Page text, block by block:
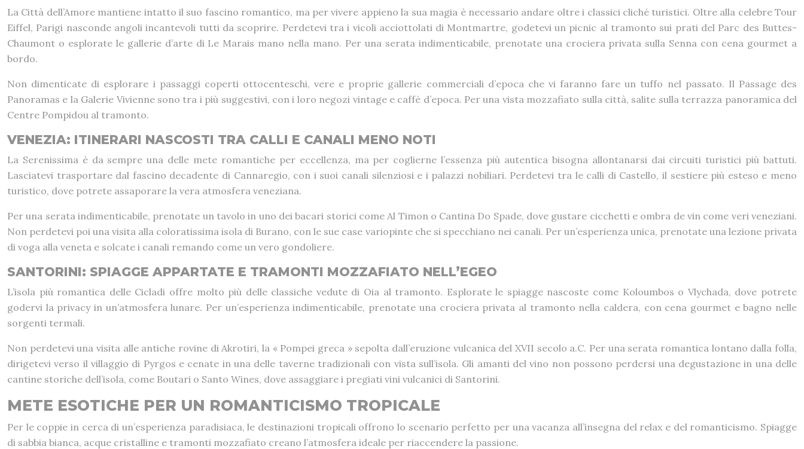
La Città dell’Amore mantiene intatto il suo fascino romantico, ma per vivere appieno la sua magia è necessario andare oltre i classici cliché turistici. Oltre alla celebre Tour
Eiffel, Parigi nasconde angoli incantevoli tutti da scoprire. Perdetevi tra i vicoli acciottolati di Montmartre, godetevi un picnic al tramonto sui prati del Parc des Buttes-
Chaumont o esplorate le gallerie d’arte di Le Marais mano nella mano. Per una serata indimenticabile, prenotate una crociera privata sulla Senna con cena gourmet a
bordo.
Non dimenticate di esplorare i passaggi coperti ottocenteschi, vere e proprie gallerie commerciali d’epoca che vi faranno fare un tuffo nel passato. Il Passage des
Panoramas e la Galerie Vivienne sono tra i più suggestivi, con i loro negozi vintage e caffè d’epoca. Per una vista mozzafiato sulla città, salite sulla terrazza panoramica del
Centre Pompidou al tramonto.
VENEZIA: ITINERARI NASCOSTI TRA CALLI E CANALI MENO NOTI
La Serenissima è da sempre una delle mete romantiche per eccellenza, ma per coglierne l’essenza più autentica bisogna allontanarsi dai circuiti turistici più battuti.
Lasciatevi trasportare dal fascino decadente di Cannaregio, con i suoi canali silenziosi e i palazzi nobiliari. Perdetevi tra le calli di Castello, il sestiere più esteso e meno
turistico, dove potrete assaporare la vera atmosfera veneziana.
Per una serata indimenticabile, prenotate un tavolo in uno dei bacari storici come Al Timon o Cantina Do Spade, dove gustare cicchetti e ombra de vin come veri veneziani.
Non perdetevi poi una visita alla coloratissima isola di Burano, con le sue case variopinte che si specchiano nei canali. Per un’esperienza unica, prenotate una lezione privata
di voga alla veneta e solcate i canali remando come un vero gondoliere.
SANTORINI: SPIAGGE APPARTATE E TRAMONTI MOZZAFIATO NELL’EGEO
L’isola più romantica delle Cicladi offre molto più delle classiche vedute di Oia al tramonto. Esplorate le spiagge nascoste come Koloumbos o Vlychada, dove potrete
godervi la privacy in un’atmosfera lunare. Per un’esperienza indimenticabile, prenotate una crociera privata al tramonto nella caldera, con cena gourmet e bagno nelle
sorgenti termali.
Non perdetevi una visita alle antiche rovine di Akrotiri, la « Pompei greca » sepolta dall’eruzione vulcanica del XVII secolo a.C. Per una serata romantica lontano dalla folla,
dirigetevi verso il villaggio di Pyrgos e cenate in una delle taverne tradizionali con vista sull’isola. Gli amanti del vino non possono perdersi una degustazione in una delle
cantine storiche dell’isola, come Boutari o Santo Wines, dove assaggiare i pregiati vini vulcanici di Santorini.
METE ESOTICHE PER UN ROMANTICISMO TROPICALE
Per le coppie in cerca di un’esperienza paradisiaca, le destinazioni tropicali offrono lo scenario perfetto per una vacanza all’insegna del relax e del romanticismo. Spiagge
di sabbia bianca, acque cristalline e tramonti mozzafiato creano l’atmosfera ideale per riaccendere la passione.